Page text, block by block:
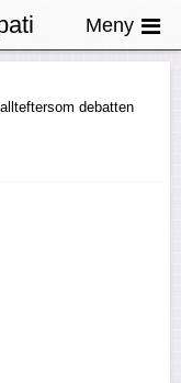
debatten
Meny